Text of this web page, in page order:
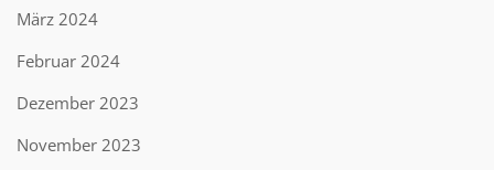
März 2024
Februar 2024
Dezember 2023
November 2023